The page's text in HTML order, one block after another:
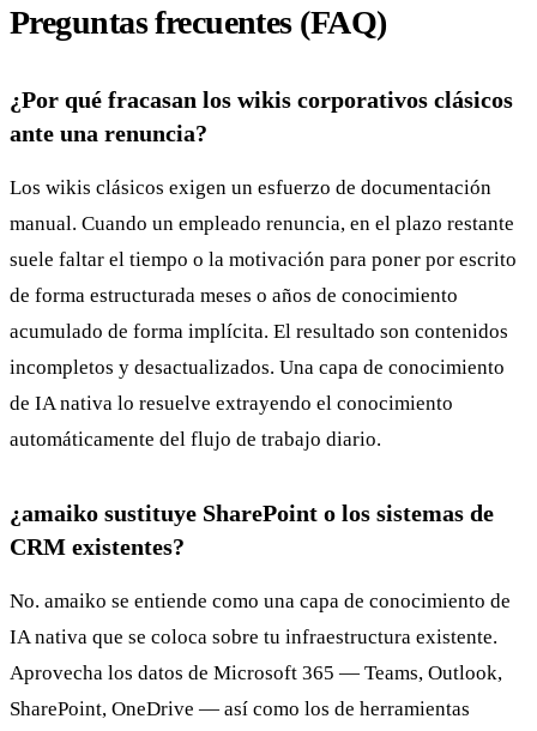
Preguntas frecuentes (FAQ)
¿Por qué fracasan los wikis corporativos clásicos
ante una renuncia?
Los wikis clásicos exigen un esfuerzo de documentación
manual. Cuando un empleado renuncia, en el plazo restante
suele faltar el tiempo o la motivación para poner por escrito
de forma estructurada meses o años de conocimiento
acumulado de forma implícita. El resultado son contenidos
incompletos y desactualizados. Una capa de conocimiento
de IA nativa lo resuelve extrayendo el conocimiento
automáticamente del flujo de trabajo diario.
¿amaiko sustituye SharePoint o los sistemas de
CRM existentes?
No. amaiko se entiende como una capa de conocimiento de
IA nativa que se coloca sobre tu infraestructura existente.
Aprovecha los datos de Microsoft 365 — Teams, Outlook,
SharePoint, OneDrive — así como los de herramientas